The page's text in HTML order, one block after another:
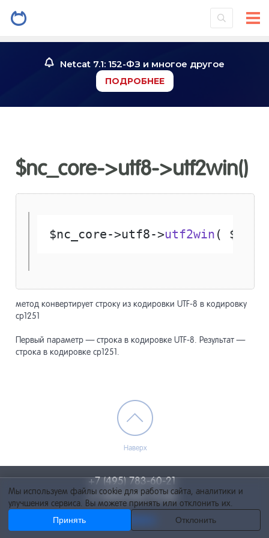
Netcat 7.1: 152-ФЗ и многое другое
ПОДРОБНЕЕ
$nc_core->utf8->utf2win()
$nc_core->utf8->utf2win ( $ str
метод конвертирует строку из кодировки UTF-8 в кодировку
cp1251
Первый параметр — строка в кодировке UTF-8. Результат —
строка в кодировке cp1251.
Наверх
+7 (495) 783-60-21
+7 (495) 055-73-84
Мы используем файлы cookie для работы сайта, аналитики и
улучшения сервиса. Вы можете принять или отклонить их.
Принять
Отклонить